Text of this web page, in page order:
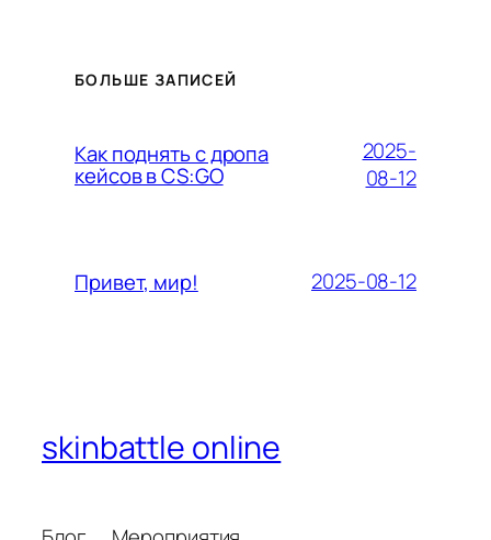
БОЛЬШЕ ЗАПИСЕЙ
Как поднять с дропа
кейсов в CS:GO
2025-
08-12
Привет, мир! 2025-08-12
skinbattle online